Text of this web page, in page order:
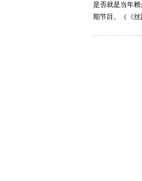
是否就是当年
期节目。（《丝